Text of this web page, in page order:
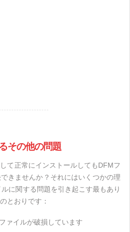
その他の問題
て正常にインストールしてもDFMフ
きませんか？それにはいくつかの理
に関する問題を引き起こす最もあり
とおりです：
ァイルが破損しています